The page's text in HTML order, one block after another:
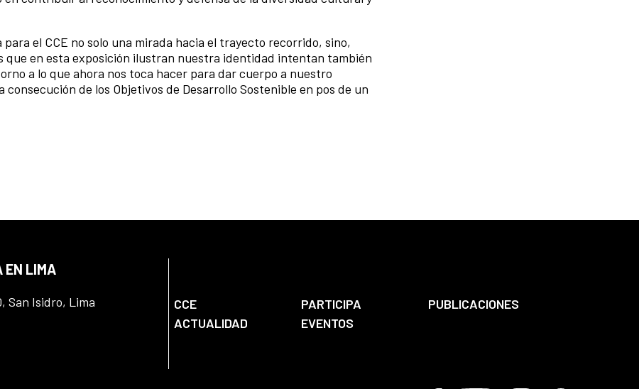
el CCE no solo una mirada hacia el trayecto recorrido, sino,
que en esta exposición ilustran nuestra identidad intentan también
a lo que ahora nos toca hacer para dar cuerpo a nuestro
de los Objetivos de Desarrollo Sostenible en pos de un
EN LIMA
San Isidro, Lima
CCE PARTICIPA
PUBLICACIONES
ACTUALIDAD
EVENTOS